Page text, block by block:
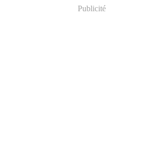
Publicité